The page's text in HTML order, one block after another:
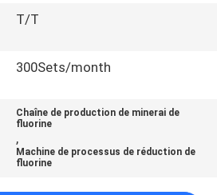
T/T
300Sets/month
Chaîne de production de minerai de
fluorine
,
Machine de processus de réduction de
fluorine